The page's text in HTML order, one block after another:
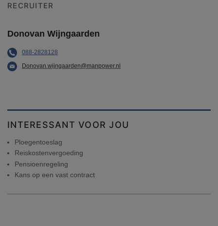
RECRUITER
Donovan Wijngaarden
088-2828128
Donovan.wijngaarden@manpower.nl
INTERESSANT VOOR JOU
Ploegentoeslag
Reiskostenvergoeding
Pensioenregeling
Kans op een vast contract